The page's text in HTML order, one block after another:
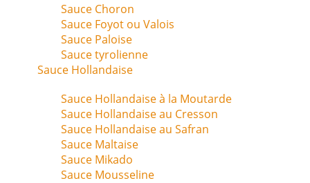
Sauce Choron
Sauce Foyot ou Valois
Sauce Paloise
Sauce tyrolienne
Sauce Hollandaise
Sauce Hollandaise à la Moutarde
Sauce Hollandaise au Cresson
Sauce Hollandaise au Safran
Sauce Maltaise
Sauce Mikado
Sauce Mousseline